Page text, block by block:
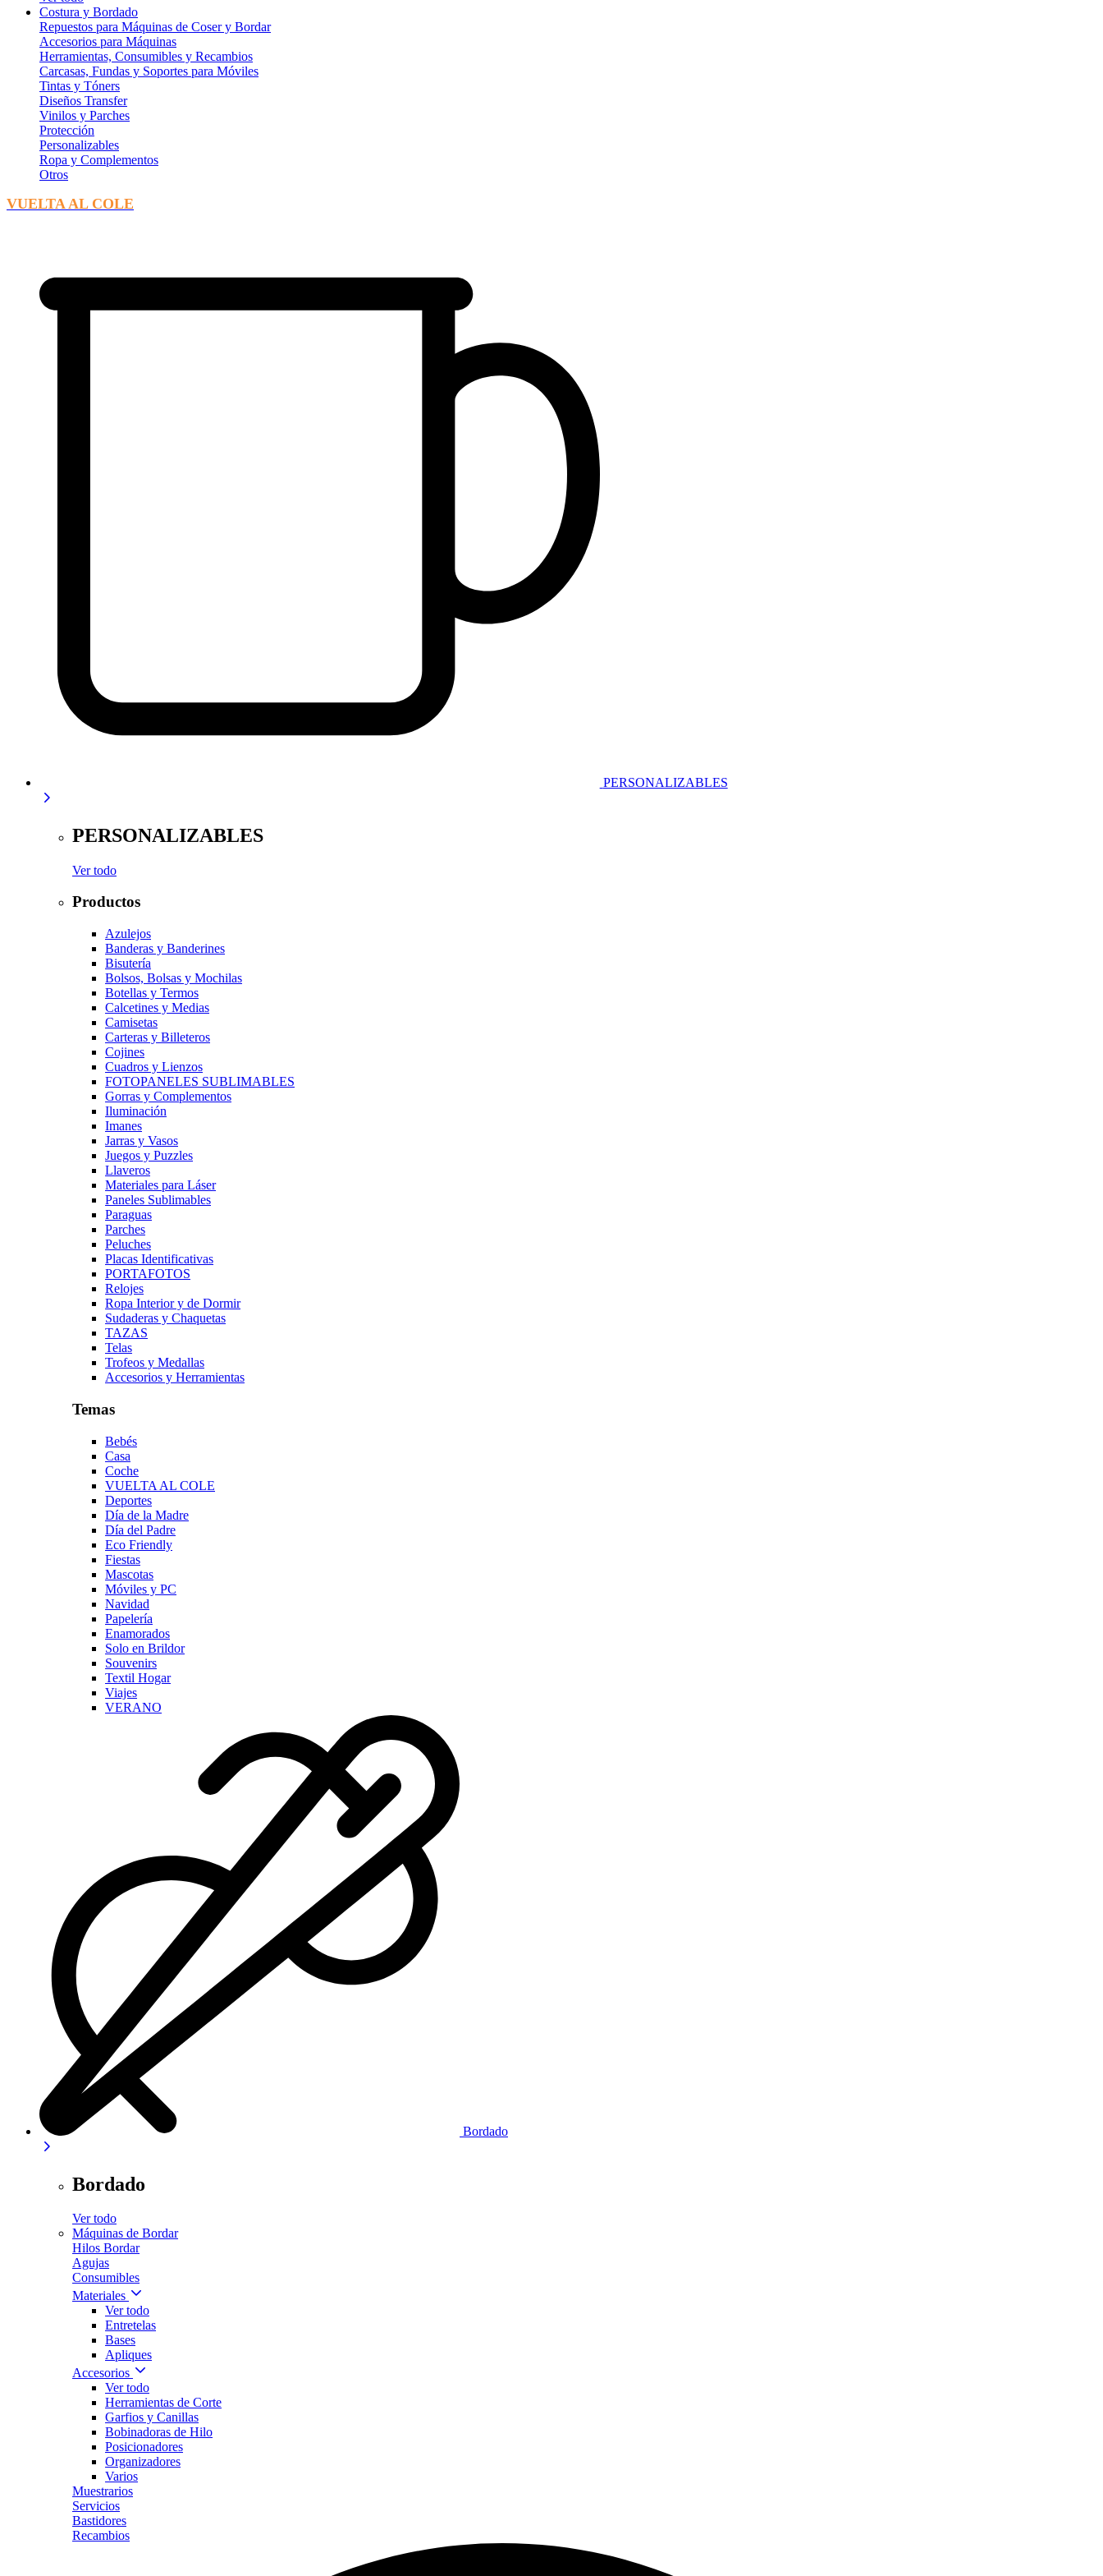
Costura y Bordado
Repuestos para Máquinas de Coser y Bordar
Accesorios para Máquinas
Herramientas, Consumibles y Recambios
Carcasas, Fundas y Soportes para Móviles
Tintas y Tóners
Diseños Transfer
Vinilos y Parches
Protección
Personalizables
Ropa y Complementos
Otros
VUELTA AL COLE
PERSONALIZABLES
PERSONALIZABLES
Ver todo
Productos
Azulejos
Banderas y Banderines
Bisutería
Bolsos, Bolsas y Mochilas
Botellas y Termos
Calcetines y Medias
Camisetas
Carteras y Billeteros
Cojines
Cuadros y Lienzos
FOTOPANELES SUBLIMABLES
Gorras y Complementos
Iluminación
Imanes
Jarras y Vasos
Juegos y Puzzles
Llaveros
Materiales para Láser
Paneles Sublimables
Paraguas
Parches
Peluches
Placas Identificativas
PORTAFOTOS
Relojes
Ropa Interior y de Dormir
Sudaderas y Chaquetas
TAZAS
Telas
Trofeos y Medallas
Accesorios y Herramientas
Temas
Bebés
Casa
Coche
VUELTA AL COLE
Deportes
Día de la Madre
Día del Padre
Eco Friendly
Fiestas
Mascotas
Móviles y PC
Navidad
Papelería
Enamorados
Solo en Brildor
Souvenirs
Textil Hogar
Viajes
VERANO
Bordado
Bordado
Ver todo
Máquinas de Bordar
Hilos Bordar
Agujas
Consumibles
Materiales
Ver todo
Entretelas
Bases
Apliques
Accesorios
Ver todo
Herramientas de Corte
Garfios y Canillas
Bobinadoras de Hilo
Posicionadores
Organizadores
Varios
Muestrarios
Servicios
Bastidores
Recambios